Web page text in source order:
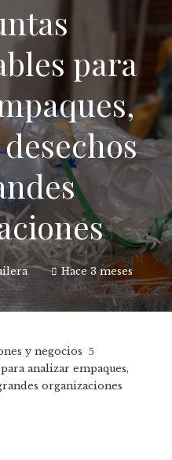
para
Hace 3 meses
y negocios
analizar empaques,
organizaciones